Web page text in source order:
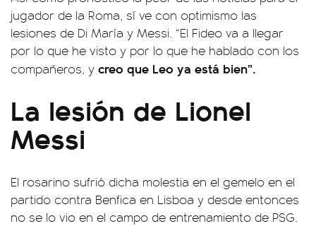
jugador de la Roma, sí ve con optimismo las
lesiones de Di María y Messi. “El Fideo va a llegar
por lo que he visto y por lo que he hablado con los
compañeros, y creo que Leo ya está bien”.
La lesión de Lionel
Messi
El rosarino sufrió dicha molestia en el gemelo en el
partido contra Benfica en Lisboa y desde entonces
no se lo vio en el campo de entrenamiento de PSG.